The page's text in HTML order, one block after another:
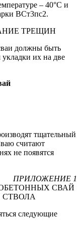
– 40°С и
ВСт3пс2.
ТРЕЩИН
должны быть
их на две
тщательный
считают
не появятся
ПРИЛОЖЕНИЕ 1
СВАЙ
СТВОЛА
следующие